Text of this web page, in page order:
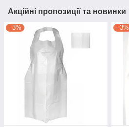
Акційні пропозиції та новинки
–3% –3%